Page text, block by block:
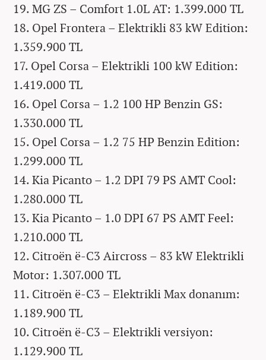
19. MG ZS – Comfort 1.0L AT: 1.399.000 TL
18. Opel Frontera – Elektrikli 83 kW Edition:
1.359.900 TL
17. Opel Corsa – Elektrikli 100 kW Edition:
1.419.000 TL
16. Opel Corsa – 1.2 100 HP Benzin GS:
1.330.000 TL
15. Opel Corsa – 1.2 75 HP Benzin Edition:
1.299.000 TL
14. Kia Picanto – 1.2 DPI 79 PS AMT Cool:
1.280.000 TL
13. Kia Picanto – 1.0 DPI 67 PS AMT Feel:
1.210.000 TL
12. Citroën ë-C3 Aircross – 83 kW Elektrikli
Motor: 1.307.000 TL
11. Citroën ë-C3 – Elektrikli Max donanım:
1.189.900 TL
10. Citroën ë-C3 – Elektrikli versiyon:
1.129.900 TL